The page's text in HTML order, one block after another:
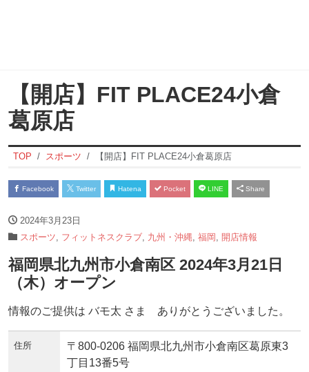
【開店】FIT PLACE24小倉
葛原店
TOP スポーツ 【開店】FIT PLACE24小倉葛原店
Facebook Twitter Hatena Pocket LINE Share
2024年3月23日
スポーツ
フィットネスクラブ 九州・沖縄 福岡 開店情報
福岡県北九州市小倉南区 2024年3月21日
（木）オープン
情報のご提供は バモ太 さま ありがとうございました。
住所
〒800-0206 福岡県北九州市小倉南区葛原東3
丁目13番5号